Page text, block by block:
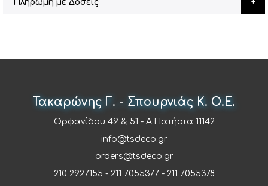
Πληρωμή με Δόσεις
Τακαρώνης Γ. - Σπουρνιάς Κ. Ο.Ε.
Ορφανίδου 49 & 51 - Α.Πατήσια 11142
info@tsdeco.gr
orders@tsdeco.gr
210 2927155 - 211 7055377 - 211 7055378